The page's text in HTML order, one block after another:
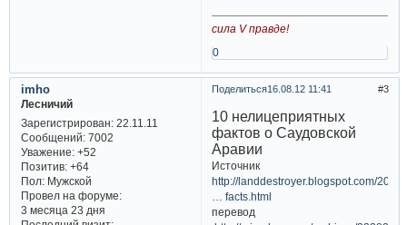
сила V правде!
0
Поделиться 3
16.08.12 11:41
imho
Лесничий
Зарегистрирован: 22.11.11
Сообщений:7002
Уважение: +52
Позитив: +64
Пол:Мужской
Провел на форуме:
3 месяца 23 дня
10 нелицеприятных
фактов о Саудовской
Аравии
Источник
http://landdestroyer.blogspot.com/2012/
… facts.html
перевод